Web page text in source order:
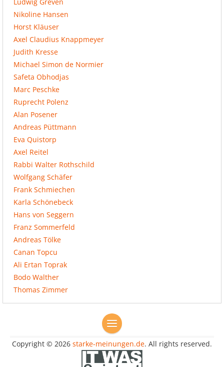
Nikoline Hansen
Horst Kläuser
Axel Claudius Knappmeyer
Judith Kresse
Michael Simon de Normier
Safeta Obhodjas
Marc Peschke
Ruprecht Polenz
Alan Posener
Andreas Püttmann
Eva Quistorp
Axel Reitel
Rabbi Walter Rothschild
Wolfgang Schäfer
Frank Schmiechen
Karla Schönebeck
Hans von Seggern
Franz Sommerfeld
Andreas Tölke
Canan Topcu
Ali Ertan Toprak
Bodo Walther
Thomas Zimmer
Copyright © 2026 starke-meinungen.de. All rights reserved.